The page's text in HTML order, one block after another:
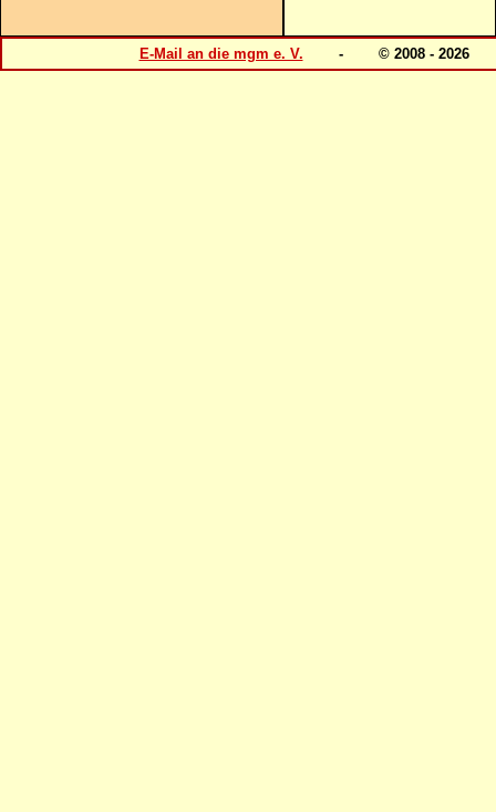
E-Mail an die mgm e. V. - © 2008 -